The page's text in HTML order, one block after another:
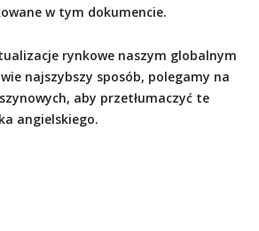
w tym dokumencie.
rynkowe naszym globalnym
najszybszy sposób, polegamy na
aby przetłumaczyć te
angielskiego.